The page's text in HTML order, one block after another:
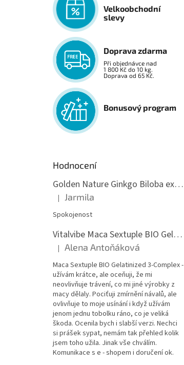
Velkoobchodní
slevy
Doprava zdarma
Při objednávce nad
1 800 Kč do 10 kg.
Doprava od 65 Kč.
Bonusový program
Hodnocení
Golden Nature Ginkgo Biloba extrakt 50:1 60mg, 100 kapslí
Hodnocení produktu je 5 z 5 hvězdiček.
| Jarmila
Spokojenost
Vitalvibe Maca Sextuple BIO Gelatinized 3-Complex, 60 kapslí
Hodnocení produktu je 5 z 5 hvězdiček.
| Alena Antoňáková
Maca Sextuple BIO Gelatinized 3-Complex -
užívám krátce, ale oceňuji, že mi
neovlivňuje trávení, co mi jiné výrobky z
macy dělaly. Pociťuji zmírnění návalů, ale
ovlivňuje to moje usínání i když užívám
jenom jednu tobolku ráno, co je veliká
škoda. Ocenila bych i slabší verzi. Nechci
si prášek sypat, nemám tak přehled kolik
jsem toho užila. Jinak vše chválím.
Komunikace s e - shopem i doručení ok.